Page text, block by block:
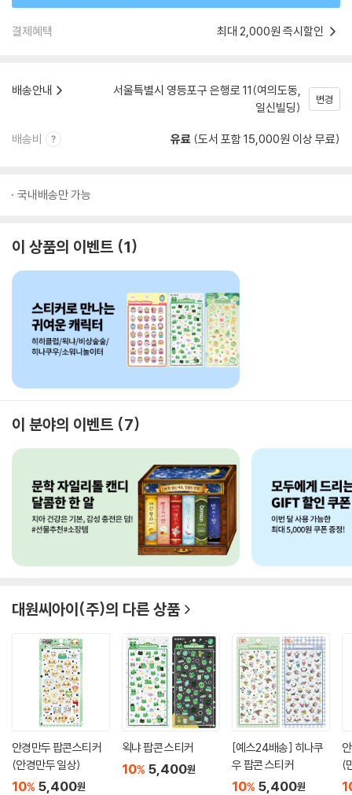
결제혜택 최대 2,000원 즉시할인
배송안내
서울특별시 영등포구 은행로 11(여의도동,
일신빌딩)
변경
배송비 유료 (도서 포함 15,000원 이상 무료)
국내배송만 가능
이 상품의 이벤트 1
이 분야의 이벤트 7
대원씨아이(주)의 다른 상품
안경만두 팝콘스티커
(안경만두 일상)
10% 5,400원
왹냐 팝콘 스티커
10% 5,400원
[예스24배송] 히나쿠
우 팝콘 스티커
10% 5,400원
(